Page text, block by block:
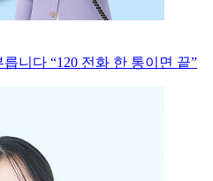
니다 “120 전화 한 통이면 끝”